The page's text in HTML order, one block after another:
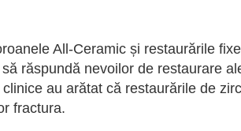
All-Ceramic și restaurările
răspundă nevoilor de restaurare
au arătat că restaurările de
fractura.